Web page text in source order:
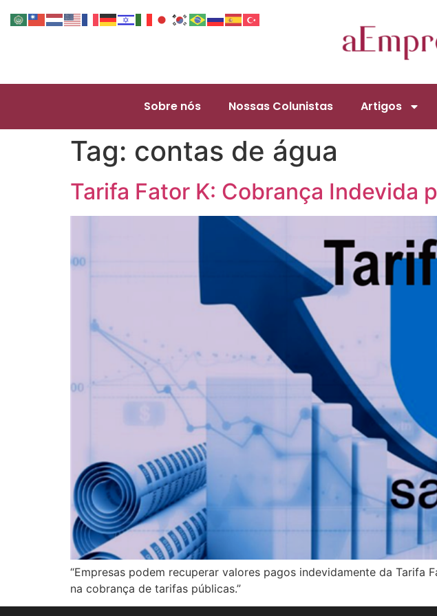
Sobre nós Nossas Colunistas Artigos
Tag: contas de água
Tarifa Fator K: Cobrança Indevida
“Empresas podem recuperar valores pagos indevidamente da
na cobrança de tarifas públicas.”